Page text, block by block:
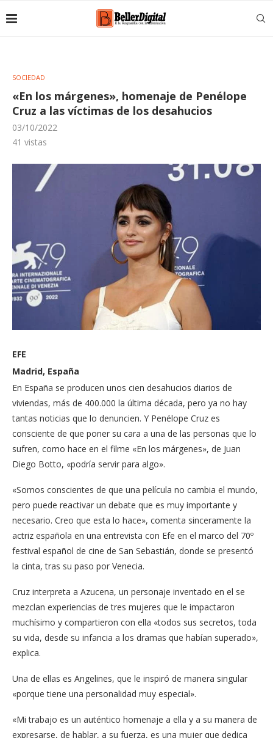
SOCIEDAD
«En los márgenes», homenaje de Penélope
Cruz a las víctimas de los desahucios
03/10/2022
41 vistas
EFE
Madrid, España
En España se producen unos cien desahucios diarios de
viviendas, más de 400.000 la última década, pero ya no hay
tantas noticias que lo denuncien. Y Penélope Cruz es
consciente de que poner su cara a una de las personas que lo
sufren, como hace en el filme «En los márgenes», de Juan
Diego Botto, «podría servir para algo».
«Somos conscientes de que una película no cambia el mundo,
pero puede reactivar un debate que es muy importante y
necesario. Creo que esta lo hace», comenta sinceramente la
actriz española en una entrevista con Efe en el marco del 70º
festival español de cine de San Sebastián, donde se presentó
la cinta, tras su paso por Venecia.
Cruz interpreta a Azucena, un personaje inventado en el se
mezclan experiencias de tres mujeres que le impactaron
muchísimo y compartieron con ella «todos sus secretos, toda
su vida, desde su infancia a los dramas que habían superado»,
explica.
Una de ellas es Angelines, que le inspiró de manera singular
«porque tiene una personalidad muy especial».
«Mi trabajo es un auténtico homenaje a ella y a su manera de
expresarse, de hablar, a su fuerza, es una mujer que dedica